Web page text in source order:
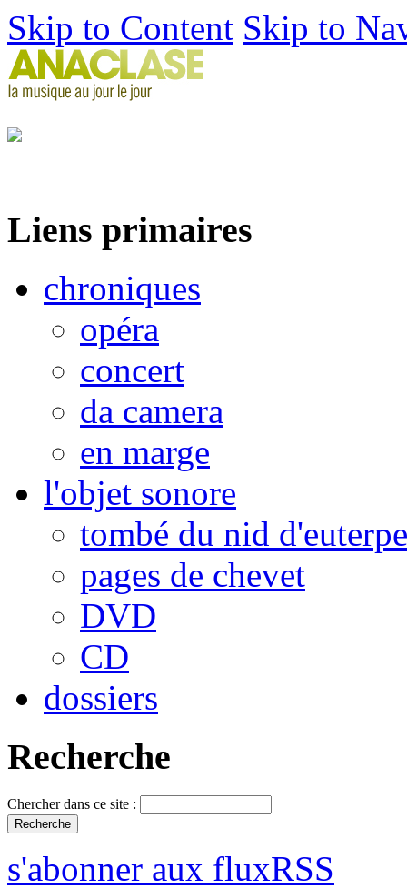
Skip to Content Skip to
Liens primaires
chroniques
opéra
concert
da camera
en marge
l'objet sonore
tombé du nid d'euterpe
pages de chevet
DVD
CD
dossiers
Recherche
Chercher dans ce site :
s'abonner aux fluxRSS